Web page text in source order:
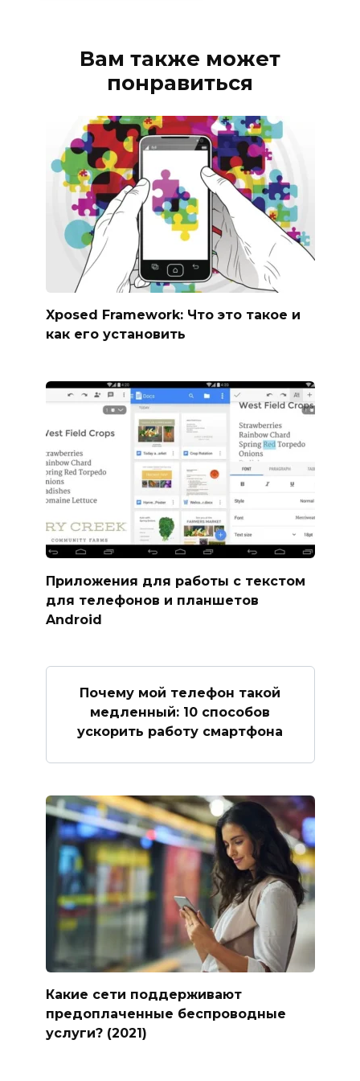
Вам также может
понравиться
Xposed Framework: Что это такое и
как его установить
Приложения для работы с текстом
для телефонов и планшетов
Android
Почему мой телефон такой
медленный: 10 способов
ускорить работу смартфона
Какие сети поддерживают
предоплаченные беспроводные
услуги? (2021)